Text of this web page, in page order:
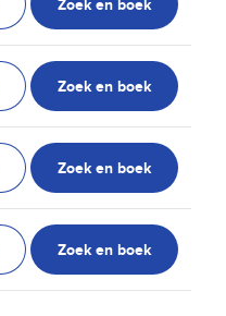
Zoek en boek
Zoek en boek
Zoek en boek
Zoek en boek